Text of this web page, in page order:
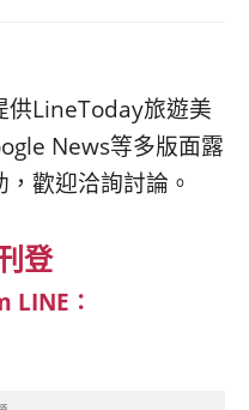
供LineToday旅遊美
News等多版面露
歡迎洽詢討論。
登
LINE：